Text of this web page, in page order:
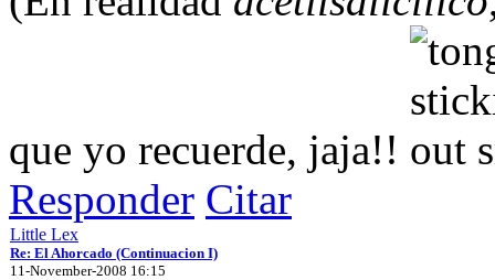
que yo recuerde, jaja!!
Responder Citar
Little Lex
Re: El Ahorcado (Continuacion I)
11-November-2008 16:15